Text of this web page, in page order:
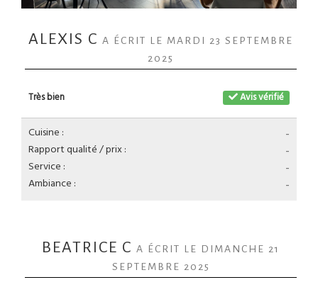
ALEXIS C A ÉCRIT LE MARDI 23 SEPTEMBRE
2025
Avis vérifié
Très bien
-
Cuisine :
-
Rapport qualité / prix :
-
Service :
-
Ambiance :
BEATRICE C A ÉCRIT LE DIMANCHE 21
SEPTEMBRE 2025